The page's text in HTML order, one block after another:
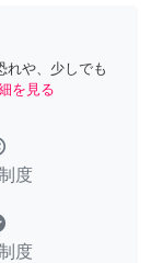
れや、少しでも
を見る
度
度